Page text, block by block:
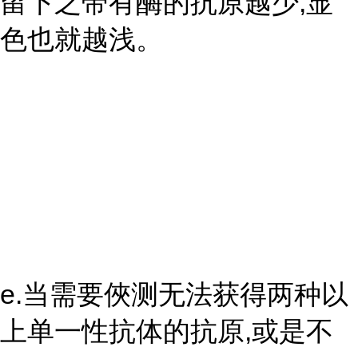
色也就越浅。
e.当需要俠测无法获得两种以
上单一性抗体的抗原,或是不